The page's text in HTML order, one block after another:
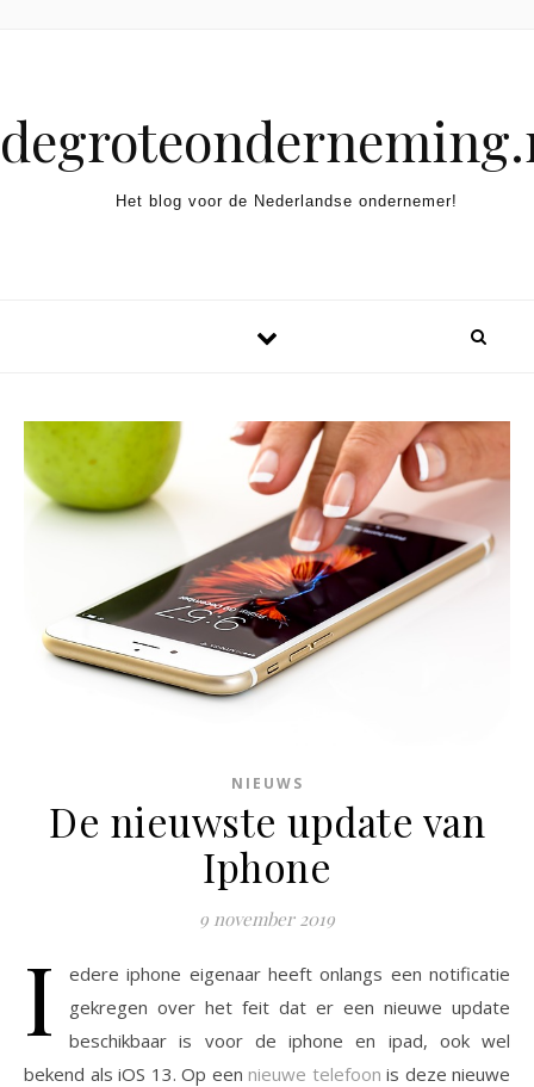
Het blog voor de Nederlandse ondernemer!
NIEUWS
De nieuwste update van
Iphone
9 november 2019
I
edere iphone eigenaar heeft onlangs een notificatie
gekregen over het feit dat er een nieuwe update
beschikbaar is voor de iphone en ipad, ook wel
bekend als iOS 13. Op een nieuwe telefoon is deze nieuwe